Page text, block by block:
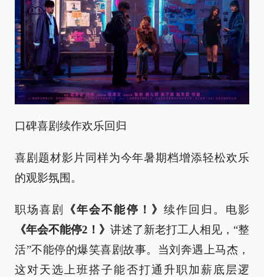
口碑喜剧续作欢乐回归
喜剧题材影片同样为今年暑期档增添轻松欢乐
的观影氛围。
职场喜剧 《年会不能停！》 续作回归。电影
《年会不能停2！》 讲述了新老打工人相见，“整
活”不能停的爆笑喜剧故事。当刘奔遇上马杰，
这对天选上班搭子能否打通升职加薪底层逻